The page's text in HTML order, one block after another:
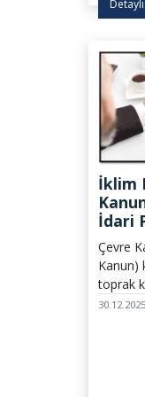
İklim
İdari
Yılı
Çevre
Kanun)
toprak
izinsiz